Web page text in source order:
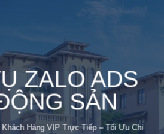
ZALO ADS
SẢN
Hàng VIP Trực Tiếp – Tối Ưu Chi